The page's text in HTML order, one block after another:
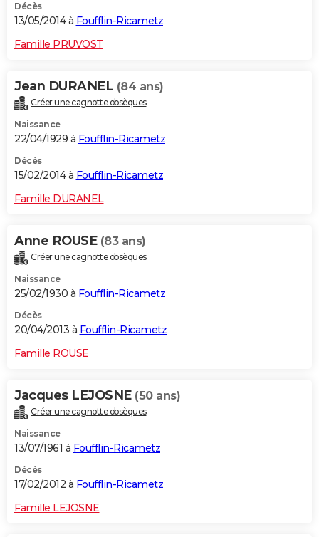
Décès
13/05/2014 à Foufflin-Ricametz
Famille PRUVOST
Jean DURANEL (84 ans)
Créer une cagnotte obsèques
Naissance
22/04/1929 à Foufflin-Ricametz
Décès
15/02/2014 à Foufflin-Ricametz
Famille DURANEL
Anne ROUSE (83 ans)
Créer une cagnotte obsèques
Naissance
25/02/1930 à Foufflin-Ricametz
Décès
20/04/2013 à Foufflin-Ricametz
Famille ROUSE
Jacques LEJOSNE (50 ans)
Créer une cagnotte obsèques
Naissance
13/07/1961 à Foufflin-Ricametz
Décès
17/02/2012 à Foufflin-Ricametz
Famille LEJOSNE